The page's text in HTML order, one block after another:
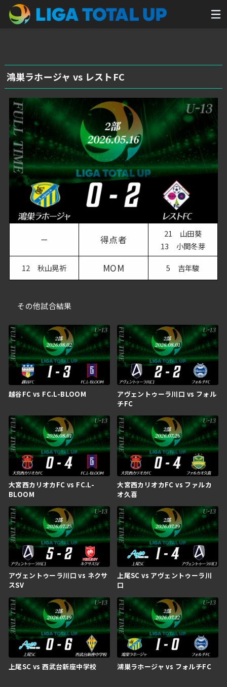
鴻巣ラホージャ vs レストFC
ー 得点者
21 山田葵
13 小関冬芽
12 秋山晃祈 MOM 5 吉年駿
その他試合結果
越谷FC vs FC.L-BLOOM
アヴェントゥーラ川口 vs フォル
チFC
大宮西カリオカFC vs FC.L-
BLOOM
大宮西カリオカFC vs ファルカ
オ久喜
アヴェントゥーラ川口 vs ネクサ
スSV
上尾SC vs アヴェントゥーラ川
口
上尾SC vs 西武台新座中学校 鴻巣ラホージャ vs フォルチFC